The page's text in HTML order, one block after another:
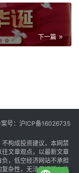
下一篇
号： 沪ICP备16026735
构成投资建议，本网禁
文章观点，以最新文章
，低空经济网站不承担
杂性，无法保证所有信